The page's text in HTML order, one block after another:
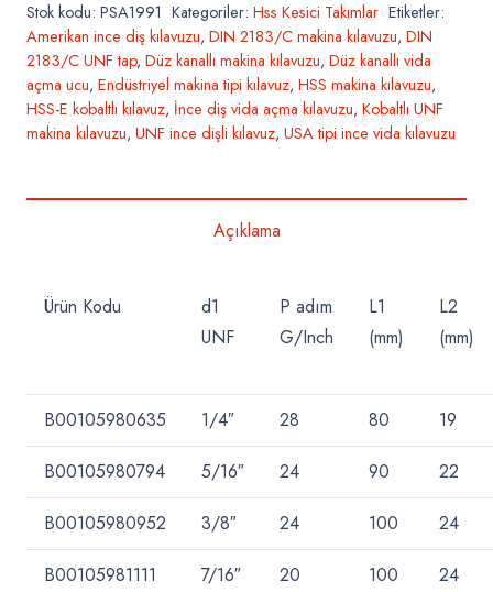
Stok kodu: PSA1991 Kategoriler: Hss Kesici Takımlar Etiketler:
Amerikan ince diş kılavuzu, DIN 2183/C makina kılavuzu, DIN
2183/C UNF tap, Düz kanallı makina kılavuzu, Düz kanallı vida
açma ucu, Endüstriyel makina tipi kılavuz, HSS makina kılavuzu,
HSS-E kobaltlı kılavuz, İnce diş vida açma kılavuzu, Kobaltlı UNF
makina kılavuzu, UNF ince dişli kılavuz, USA tipi ince vida kılavuzu
Açıklama
Ürün Kodu
d1
UNF
P adım
G/Inch
L1
(mm)
L2
(mm)
B00105980635 1/4″ 28 80 19
B00105980794 5/16″ 24 90 22
B00105980952 3/8″ 24 100 24
B00105981111 7/16″ 20 100 24